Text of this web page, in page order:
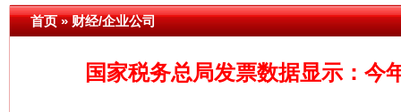
首页»财经/企业公司
国家税务总局发票数据显示：今